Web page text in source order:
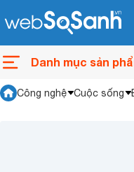
Danh mục sản
Công nghệ Cuộc sống